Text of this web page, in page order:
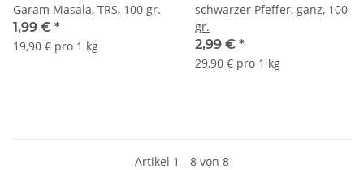
Garam Masala, TRS, 100 gr.
1,99 € *
19,90 € pro 1 kg
schwarzer Pfeffer, ganz, 100
gr.
2,99 € *
29,90 € pro 1 kg
Artikel 1 - 8 von 8